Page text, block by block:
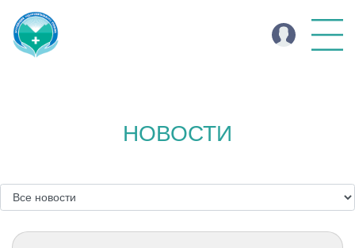
НОВОСТИ